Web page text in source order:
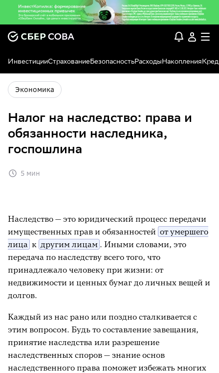
ИнвестицииСтрахованиеБезопасностьРасходыНакопления
Экономика
Налог на наследство: права и
обязанности наследника,
госпошлина
5 мин
Наследство — это юридический процесс передачи
имущественных прав и обязанностей от умершего
лица к другим лицам . Иными словами, это
передача по наследству всего того, что
принадлежало человеку при жизни: от
недвижимости и ценных бумаг до личных вещей и
долгов.
Каждый из нас рано или поздно сталкивается с
этим вопросом. Будь то составление завещания,
принятие наследства или разрешение
наследственных споров — знание основ
наследственного права поможет избежать многих